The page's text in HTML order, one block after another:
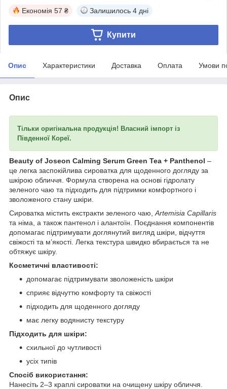
Економія 57 ₴ Залишилось 4 дні
Купити
Опис Характеристики Доставка Оплата Умови
Опис
Тільки оригінальна продукція! Власний імпорт із
Південної Кореї.
Beauty of Joseon Calming Serum Green Tea + Panthenol –
це легка заспокійлива сироватка для щоденного догляду за
шкірою обличчя. Формула створена на основі гідролату
зеленого чаю та підходить для підтримки комфортного і
зволоженого стану шкіри.
Сироватка містить екстракти зеленого чаю, Artemisia Capillaris
та німа, а також пантенол і алантоїн. Поєднання компонентів
допомагає підтримувати доглянутий вигляд шкіри, відчуття
свіжості та м’якості. Легка текстура швидко вбирається та не
обтяжує шкіру.
Косметичні властивості:
допомагає підтримувати зволоженість шкіри
сприяє відчуттю комфорту та свіжості
підходить для щоденного догляду
має легку водянисту текстуру
Підходить для шкіри:
схильної до чутливості
усіх типів
Спосіб використання:
Нанесіть 2–3 краплі сироватки на очищену шкіру обличчя.